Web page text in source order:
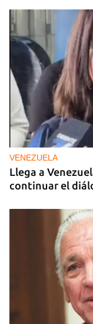
VENEZUELA
Llega a
continuar el